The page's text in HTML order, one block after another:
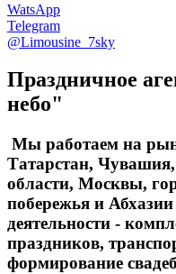
WatsApp
Telegram
@Limousine_7sky
Праздничное
небо"
Мы работаем на
Татарстан,
области, Москвы,
побережья и
деятельности -
праздников,
формирование